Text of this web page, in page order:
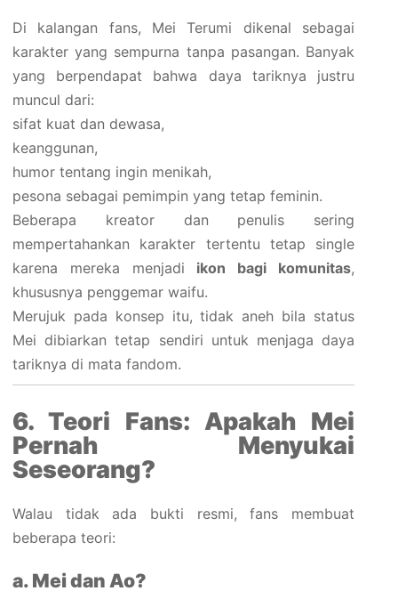
Di kalangan fans, Mei Terumi dikenal sebagai
karakter yang sempurna tanpa pasangan. Banyak
yang berpendapat bahwa daya tariknya justru
muncul dari:
sifat kuat dan dewasa,
keanggunan,
humor tentang ingin menikah,
pesona sebagai pemimpin yang tetap feminin.
Beberapa kreator dan penulis sering
mempertahankan karakter tertentu tetap single
karena mereka menjadi ikon bagi komunitas,
khususnya penggemar waifu.
Merujuk pada konsep itu, tidak aneh bila status
Mei dibiarkan tetap sendiri untuk menjaga daya
tariknya di mata fandom.
6. Teori Fans: Apakah Mei
Pernah Menyukai
Seseorang?
Walau tidak ada bukti resmi, fans membuat
beberapa teori:
a. Mei dan Ao?